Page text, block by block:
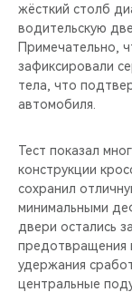
жёсткий столб
водительскую
Примечательно,
зафиксировали
тела, что
автомобиля.
Тест показал
конструкции
сохранил
минимальными
двери остались
предотвращения
удержания
центральные